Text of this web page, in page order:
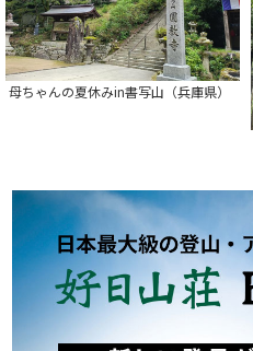
母ちゃんの夏休みin書写山（兵庫県）